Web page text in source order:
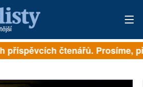
čtenářů. Prosíme,